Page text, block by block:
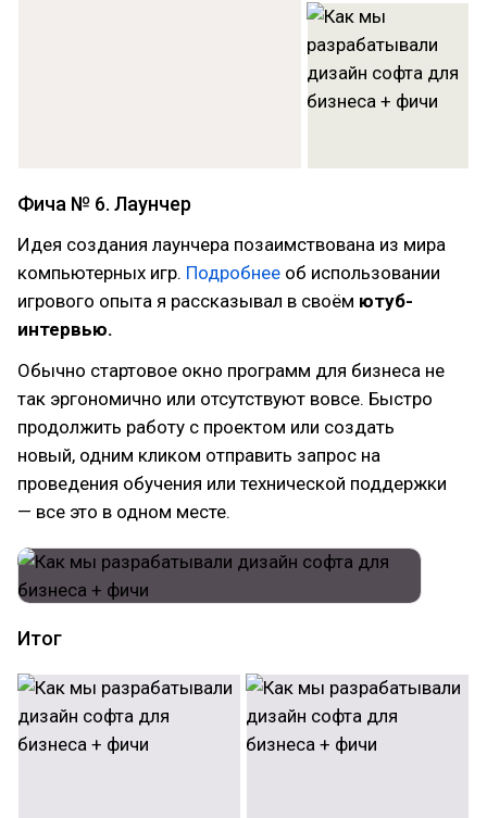
Фича № 6. Лаунчер
Идея создания лаунчера позаимствована из мира
компьютерных игр. Подробнее об использовании
игрового опыта я рассказывал в своём ютуб-
интервью.
Обычно стартовое окно программ для бизнеса не
так эргономично или отсутствуют вовсе. Быстро
продолжить работу с проектом или создать
новый, одним кликом отправить запрос на
проведения обучения или технической поддержки
— все это в одном месте.
Итог